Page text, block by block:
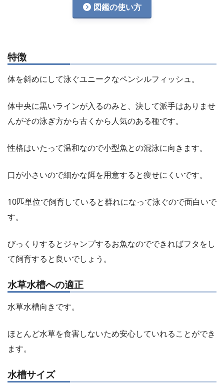
図鑑の使い方
特徴
体を斜めにして泳ぐユニークなペンシルフィッシュ。
体中央に黒いラインが入るのみと、決して派手はありませ
んがその泳ぎ方から古くから人気のある種です。
性格はいたって温和なので小型魚との混泳に向きます。
口が小さいので細かな餌を用意すると痩せにくいです。
10匹単位で飼育していると群れになって泳ぐので面白いで
す。
びっくりするとジャンプするお魚なのでできればフタをし
て飼育すると良いでしょう。
水草水槽への適正
水草水槽向きです。
ほとんど水草を食害しないため安心していれることができ
ます。
水槽サイズ